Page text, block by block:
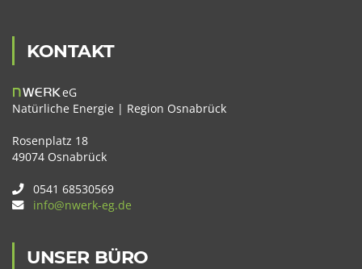
KONTAKT
nWERKeG
Natürliche Energie | Region Osnabrück
Rosenplatz 18
49074 Osnabrück
0541 68530569
info@nwerk-eg.de
UNSER BÜRO